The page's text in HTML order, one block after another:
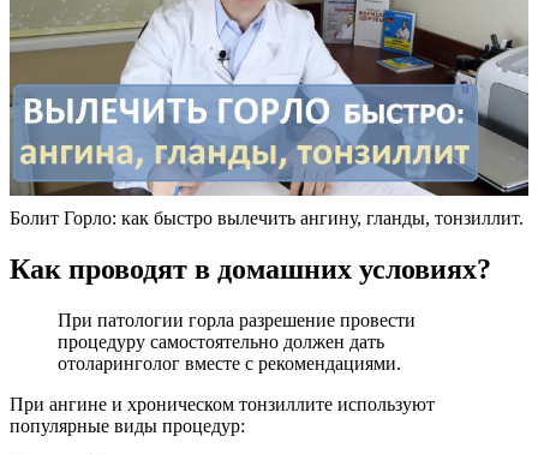
Болит Горло: как быстро вылечить ангину, гланды, тонзиллит.
Как проводят в домашних условиях?
При патологии горла разрешение провести
процедуру самостоятельно должен дать
отоларинголог вместе с рекомендациями.
При ангине и хроническом тонзиллите используют
популярные виды процедур: